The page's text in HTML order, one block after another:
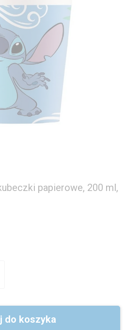
może zostać usunięta z
Zapisz
papierowe, 200 ml,
do koszyka